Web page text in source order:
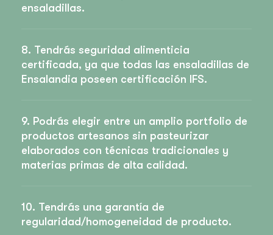
ensaladillas.
8. Tendrás seguridad alimenticia
certificada, ya que todas las ensaladillas de
Ensalandia poseen certificación IFS.
9. Podrás elegir entre un amplio portfolio de
productos artesanos sin pasteurizar
elaborados con técnicas tradicionales y
materias primas de alta calidad.
10. Tendrás una garantía de
regularidad/homogeneidad de producto.